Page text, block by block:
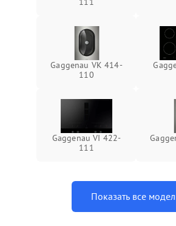
Gaggenau VK 414-
110
Gaggenau VI 422-
111
Показать все